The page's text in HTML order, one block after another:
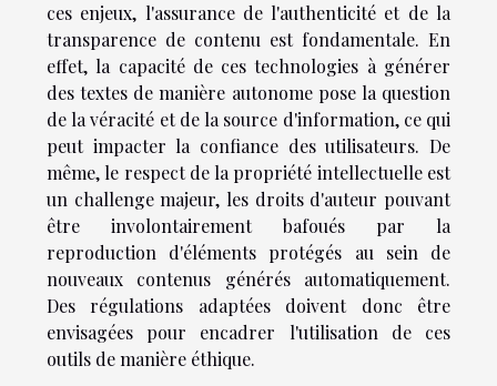
ces enjeux, l'assurance de l'authenticité et de la
transparence de contenu est fondamentale. En
effet, la capacité de ces technologies à générer
des textes de manière autonome pose la question
de la véracité et de la source d'information, ce qui
peut impacter la confiance des utilisateurs. De
même, le respect de la propriété intellectuelle est
un challenge majeur, les droits d'auteur pouvant
être involontairement bafoués par la
reproduction d'éléments protégés au sein de
nouveaux contenus générés automatiquement.
Des régulations adaptées doivent donc être
envisagées pour encadrer l'utilisation de ces
outils de manière éthique.